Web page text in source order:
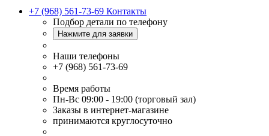
+7 (968) 561-73-69 Контакты
Подбор детали по телефону
Нажмите для заявки
Наши телефоны
+7 (968) 561-73-69
Время работы
Пн-Вс 09:00 - 19:00 (торговый зал)
Заказы в интернет-магазине
принимаются круглосуточно